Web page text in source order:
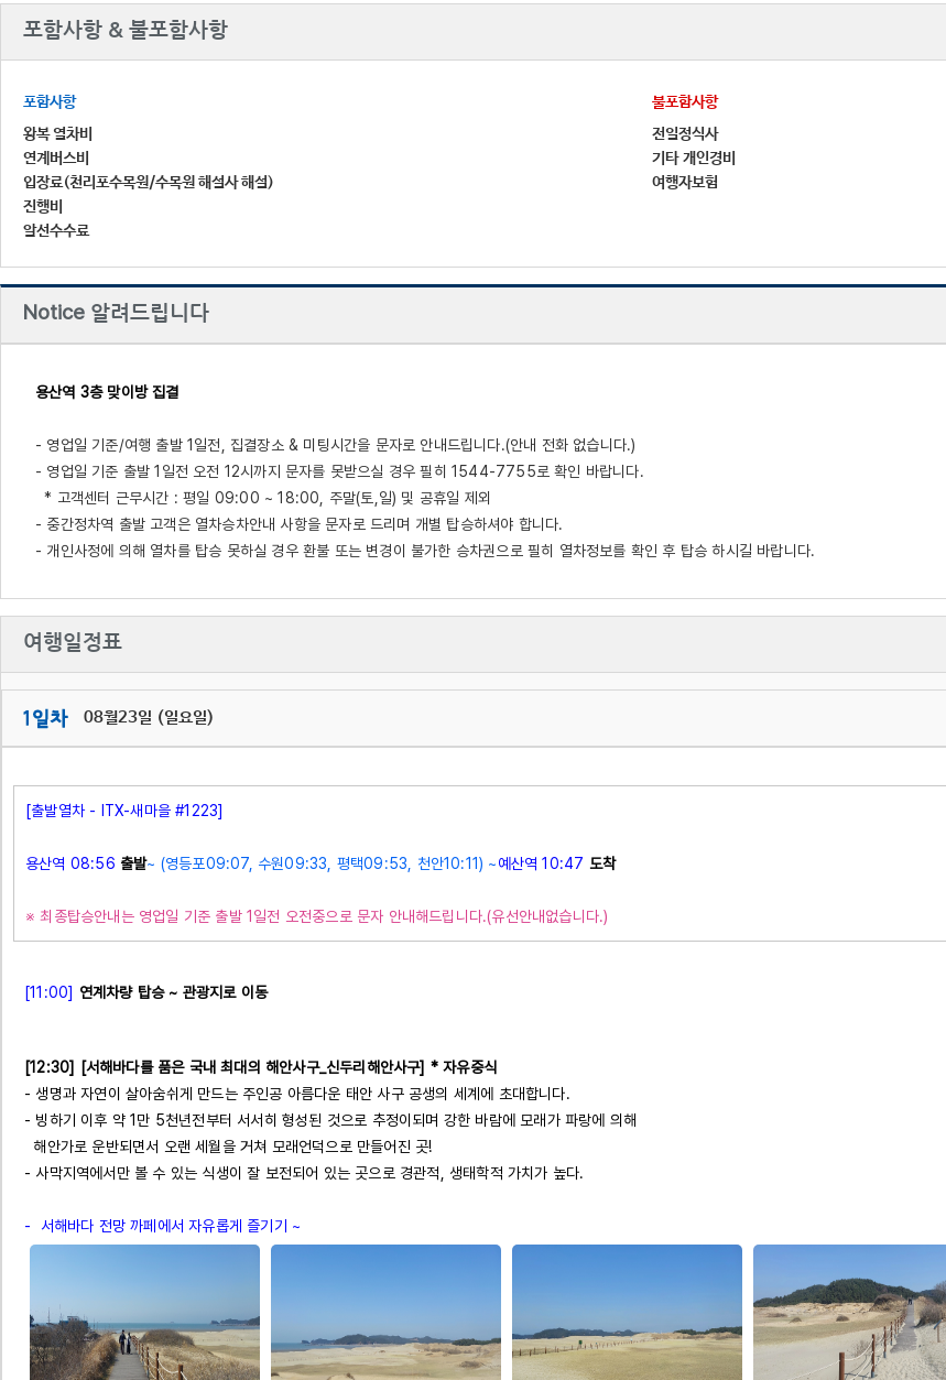
포함사항 & 불포함사항
포함사항
왕복 열차비
연계버스비
입장료(천리포수목원/수목원 해설사 해설)
진행비
알선수수료
불포함사항
전일정식사
기타 개인경비
여행자보험
Notice 알려드립니다
용산역 3층 맞이방 집결
- 영업일 기준/여행 출발 1일전, 집결장소 & 미팅시간을 문자로 안내드립니다.(안내 전화 없습니다.)
- 영업일 기준 출발 1일전 오전 12시까지 문자를 못받으실 경우 필히 1544-7755로 확인 바랍니다.
* 고객센터 근무시간 : 평일 09:00 ~ 18:00, 주말(토,일) 및 공휴일 제외
- 중간정차역 출발 고객은 열차승차안내 사항을 문자로 드리며 개별 탑승하셔야 합니다.
- 개인사정에 의해 열차를 탑승 못하실 경우 환불 또는 변경이 불가한 승차권으로 필히 열차정보를 확인 후 탑승 하시길 바랍니다.
여행일정표
08월23일 (일요일)
[출발열차 - ITX-새마을 #1223]
용산역 08:56 출발~ (영등포09:07, 수원09:33, 평택09:53, 천안10:11) ~예산역 10:47 도착
※ 최종탑승안내는 영업일 기준 출발 1일전 오전중으로 문자 안내해드립니다.(유선안내없습니다.)
[11:00] 연계차량 탑승 ~ 관광지로 이동
[12:30]
[서해바다를 품은 국내 최대의 해안사구_신두리해안사구] * 자유중식
- 생명과 자연이 살아숨쉬게 만드는 주인공 아름다운 태안 사구 공생의 세계에 초대합니다.
- 빙하기 이후 약 1만 5천년전부터 서서히 형성된 것으로 추정이되며 강한 바람에 모래가 파랑에 의해
해안가로 운반되면서 오랜 세월을 거쳐 모래언덕으로 만들어진 곳!
- 사막지역에서만 볼 수 있는 식생이 잘 보전되어 있는 곳으로 경관적, 생태학적 가치가 높다.
- 서해바다 전망 까페에서 자유롭게 즐기기 ~